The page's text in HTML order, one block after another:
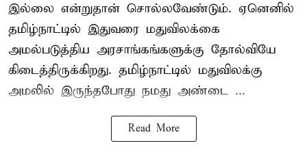
இல்லை என்றுதான் சொல்லவேண்டும். ஏனெனில்
தமிழ்நாட்டில் இதுவரை மதுவிலக்கை
அமல்படுத்திய அரசாங்கங்களுக்கு தோல்வியே
கிடைத்திருக்கிறது. தமிழ்நாட்டில் மதுவிலக்கு
அமலில் இருந்தபோது நமது அண்டை ...
Read More